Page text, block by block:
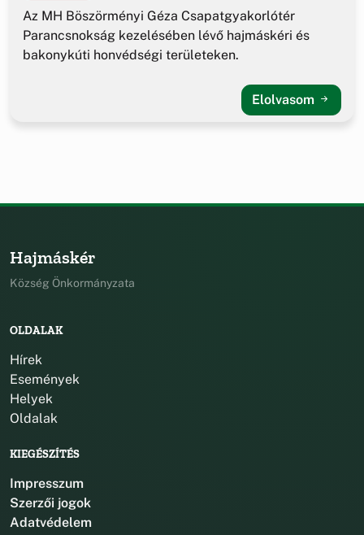
Az MH Böszörményi Géza Csapatgyakorlótér
Parancsnokság kezelésében lévő hajmáskéri és
bakonykúti honvédségi területeken.
Elolvasom
Hajmáskér
Község Önkormányzata
OLDALAK
Hírek
Események
Helyek
Oldalak
KIEGÉSZÍTÉS
Impresszum
Szerzői jogok
Adatvédelem